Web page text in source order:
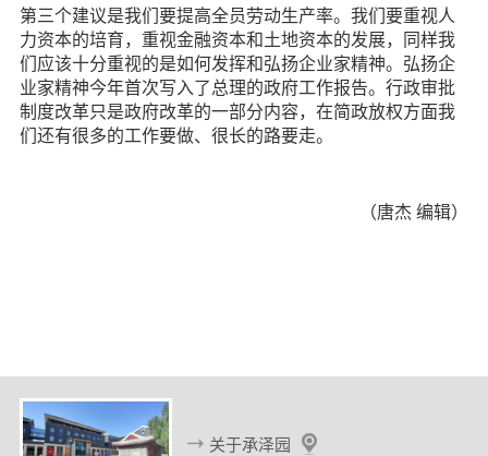
第三个建议是我们要提高全员劳动生产率。我们要重视人
力资本的培育，重视金融资本和土地资本的发展，同样我
们应该十分重视的是如何发挥和弘扬企业家精神。弘扬企
业家精神今年首次写入了总理的政府工作报告。行政审批
制度改革只是政府改革的一部分内容，在简政放权方面我
们还有很多的工作要做、很长的路要走。
（唐杰 编辑）
关于承泽园